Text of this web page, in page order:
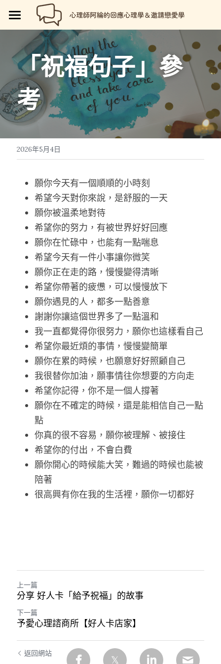
🏡首頁
回應心理學
📗回應心理學
💼【就享知】職場專欄
好人卡計畫
🏷️好人卡「給予祝福」
邀請戀愛學
邀請戀愛學
😍性愛玩樂
😄親密連結
☺️成熟自我
😘恆溫日常
💔總是愛錯人【專欄】
💖讓操控失效【專欄】
🎴戀愛邀請卡【Let Love In】
📑Love Notes
品牌流程設計
💡品牌流程設計
🖥️7天網站架設
🗒️系列文標題生成術
📊作品集
關於我
😱我是阿綸
🎫阿綸喜歡的店家
📝所有文章
🎁就愛免費
「祝福句子」參
考
2026年5月4日
願你今天有一個順順的小時刻
希望今天對你來說，是舒服的一天
願你被溫柔地對待
希望你的努力，有被世界好好回應
願你在忙碌中，也能有一點喘息
希望今天有一件小事讓你微笑
願你正在走的路，慢慢變得清晰
希望你帶著的疲憊，可以慢慢放下
願你遇見的人，都多一點善意
謝謝你讓這個世界多了一點溫和
我一直都覺得你很努力，願你也這樣看自己
希望你最近煩的事情，慢慢變簡單
願你在累的時候，也願意好好照顧自己
我很替你加油，願事情往你想要的方向走
希望你記得，你不是一個人撐著
願你在不確定的時候，還是能相信自己一點
點
你真的很不容易，願你被理解、被接住
希望你的付出，不會白費
願你開心的時候能大笑，難過的時候也能被
陪著
很高興有你在我的生活裡，願你一切都好
上一篇
分享 好人卡「給予祝福」的故事
下一篇
予愛心理諮商所【好人卡店家】
返回網站